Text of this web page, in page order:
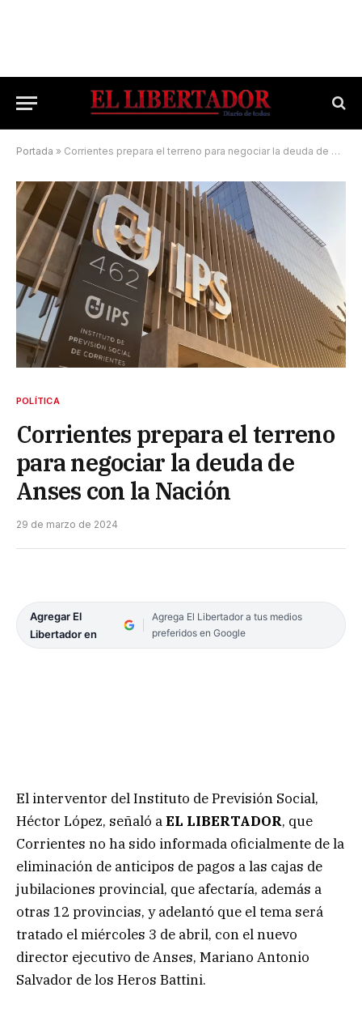
Portada » Corrientes prepara el terreno para negociar la deuda de Anses con la Nación
POLÍTICA
Corrientes prepara el terreno
para negociar la deuda de
Anses con la Nación
29 de marzo de 2024
Agregar El
Libertador en
Agrega El Libertador a tus medios
preferidos en Google
El interventor del Instituto de Previsión Social,
Héctor López, señaló aEL LIBERTADOR, que
Corrientes no ha sido informada oficialmente de la
eliminación de anticipos de pagos a las cajas de
jubilaciones provincial, que afectaría, además a
otras 12 provincias, y adelantó que el tema será
tratado el miércoles 3 de abril, con el nuevo
director ejecutivo de Anses, Mariano Antonio
Salvador de los Heros Battini.